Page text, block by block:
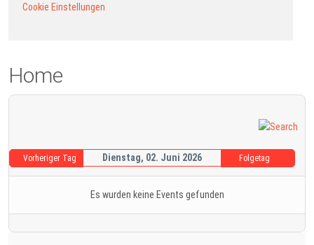
Cookie Einstellungen
Home
Vorheriger Tag Dienstag, 02. Juni 2026 Folgetag
Es wurden keine Events gefunden